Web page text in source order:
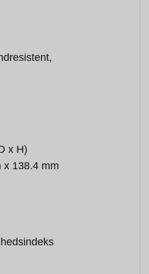
x H)
x 138.4 mm